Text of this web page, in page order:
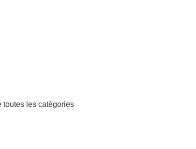
toutes les catégories